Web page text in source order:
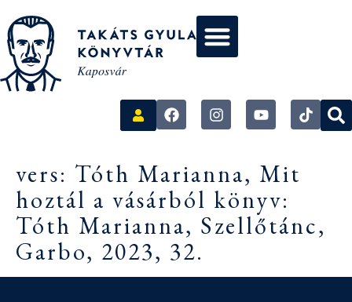
vers: Tóth Marianna, Mit
hoztál a vásárból könyv:
Tóth Marianna, Szellőtánc,
Garbo, 2023, 32.